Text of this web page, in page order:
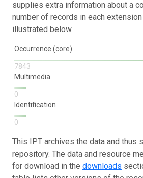
supplies extra information about a
number of records in each
illustrated below.
Occurrence (core)
7843
Multimedia
0
Identification
0
This IPT archives the data and thus
repository. The data and resource
for download in the downloads